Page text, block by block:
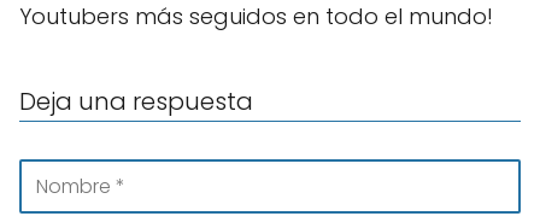
Youtubers más seguidos en todo el mundo!
Deja una respuesta